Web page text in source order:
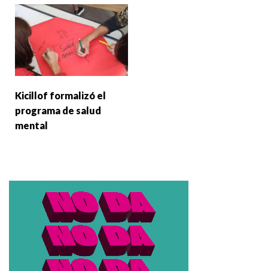
Kicillof formalizó el
programa de salud
mental